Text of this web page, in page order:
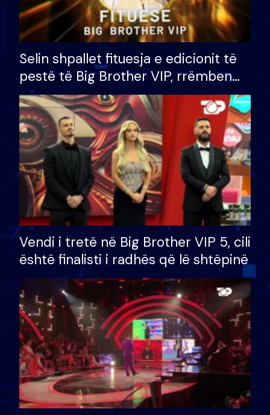
Selin shpallet fituesja e edicionit të
pestë të Big Brother VIP, rrëmben
çmimin e madh prej 100 mijë eurosh
Vendi i tretë në Big Brother VIP 5, cili
është finalisti i radhës që lë shtëpinë